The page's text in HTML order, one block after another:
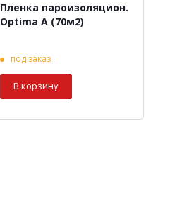
Пленка пароизоляцион.
Optima A (70м2)
под заказ
В корзину